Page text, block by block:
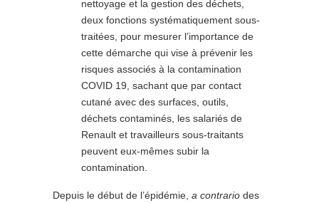
nettoyage et la gestion des déchets,
deux fonctions systématiquement sous-
traitées, pour mesurer l’importance de
cette démarche qui vise à prévenir les
risques associés à la contamination
COVID 19, sachant que par contact
cutané avec des surfaces, outils,
déchets contaminés, les salariés de
Renault et travailleurs sous-traitants
peuvent eux-mêmes subir la
contamination.
Depuis le début de l’épidémie, a contrario des